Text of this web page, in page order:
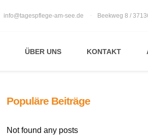
info@tagespflege-am-see.de Beekweg 8 /
ÜBER UNS KONTAKT
Populäre Beiträge
Not found any posts